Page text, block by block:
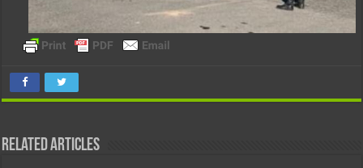
Related Articles